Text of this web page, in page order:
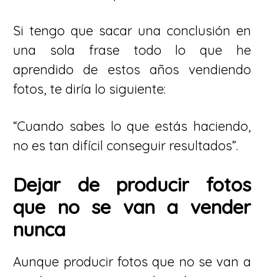
Si tengo que sacar una conclusión en
una sola frase todo lo que he
aprendido de estos años vendiendo
fotos, te diría lo siguiente:
“Cuando sabes lo que estás haciendo,
no es tan difícil conseguir resultados”.
Dejar de producir fotos
que no se van a vender
nunca
Aunque producir fotos que no se van a